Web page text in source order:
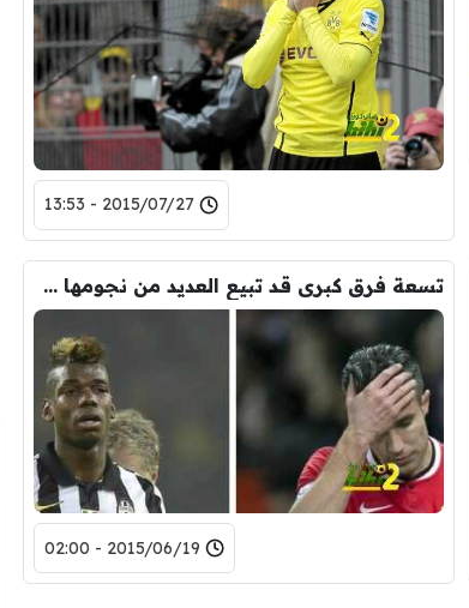
2015/07/27 - 13:53
تسعة فرق كبرى قد تبيع العديد من نجومها هذ الموسم !
2015/06/19 - 02:00